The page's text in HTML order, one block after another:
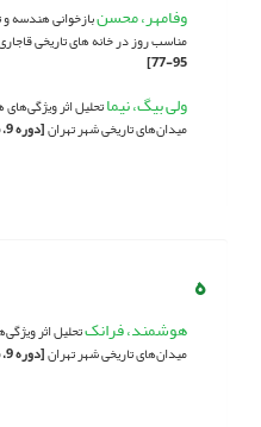
وفامهر، محسنبازخوانی هندسه و
مناسب روز در خانه های تاریخی
95-77]
ولی بیگ، نیماتحلیل اثر
میدان‌های تاریخی شهر تهران[دوره 9، شماره 1، 1400، صفحه 27-38]
ه
هوشمند، فرانکتحلیل اثر
میدان‌های تاریخی شهر تهران[دوره 9، شماره 1، 1400، صفحه 27-38]